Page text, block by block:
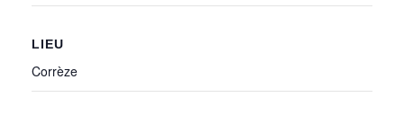
LIEU
Corrèze